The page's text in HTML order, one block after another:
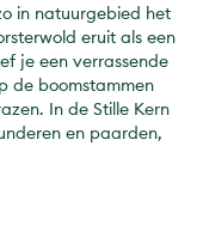
in natuurgebied het
eruit als een
je een verrassende
de boomstammen
In de Stille Kern
en paarden,